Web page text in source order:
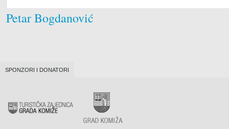
Petar Bogdanović
SPONZORI I DONATORI